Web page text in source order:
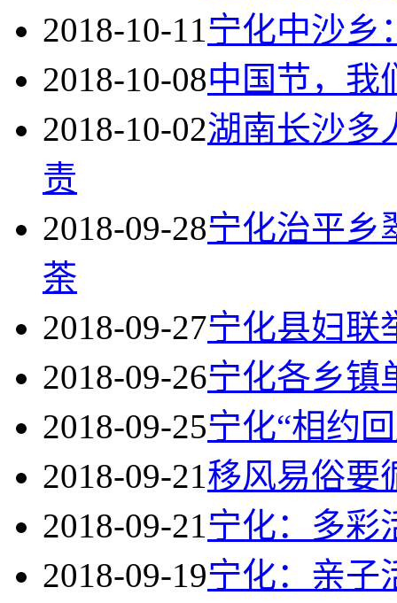
2018-10-11宁化中沙乡
2018-10-08中国节，我
2018-10-02湖南长沙多
责
2018-09-28宁化治平乡
荼
2018-09-27宁化县妇联
2018-09-26宁化各乡镇
2018-09-25宁化“相约
2018-09-21移风易俗要
2018-09-21宁化：多彩
2018-09-19宁化：亲子